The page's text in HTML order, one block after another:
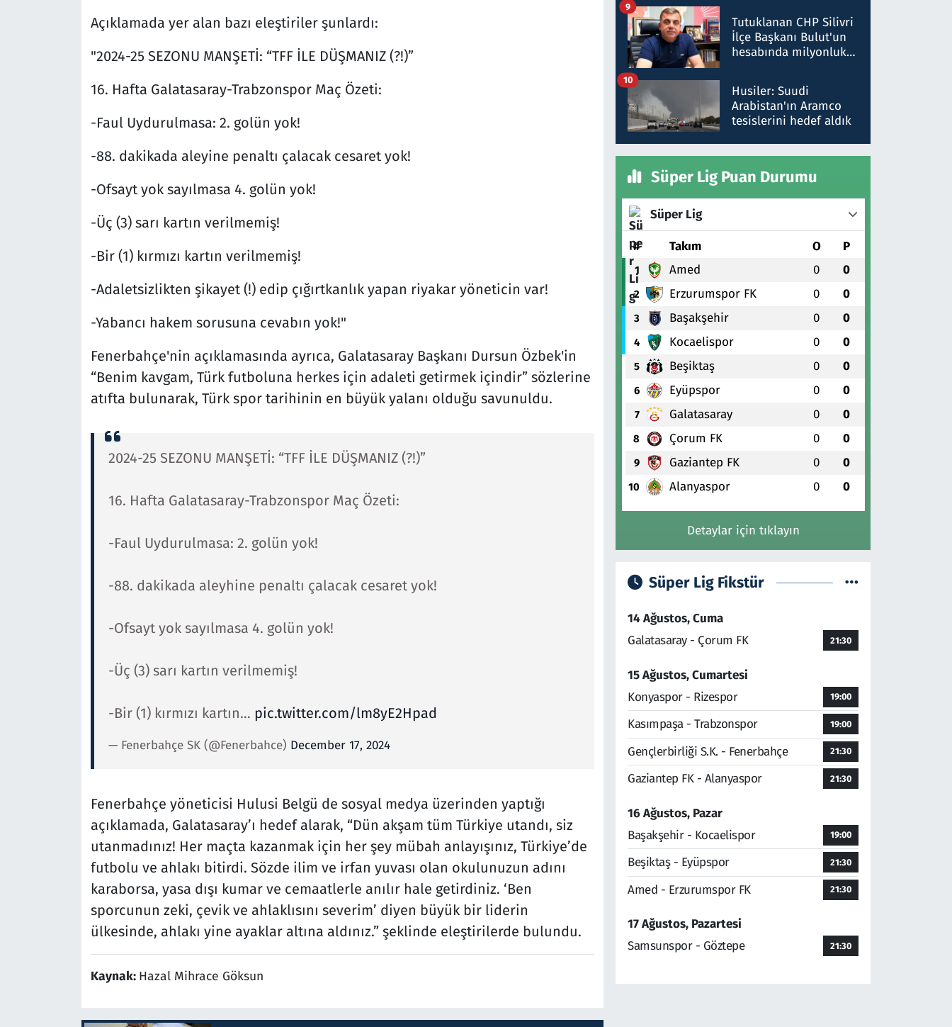
Açıklamada yer alan bazı eleştiriler şunlardı:
"2024-25 SEZONU MANŞETİ: “TFF İLE DÜŞMANIZ (?!)”
16. Hafta Galatasaray-Trabzonspor Maç Özeti:
-Faul Uydurulmasa: 2. golün yok!
-88. dakikada aleyine penaltı çalacak cesaret yok!
-Ofsayt yok sayılmasa 4. golün yok!
-Üç (3) sarı kartın verilmemiş!
-Bir (1) kırmızı kartın verilmemiş!
-Adaletsizlikten şikayet (!) edip çığırtkanlık yapan riyakar yöneticin var!
-Yabancı hakem sorusuna cevabın yok!"
Fenerbahçe'nin açıklamasında ayrıca, Galatasaray Başkanı Dursun Özbek'in
“Benim kavgam, Türk futboluna herkes için adaleti getirmek içindir” sözlerine
atıfta bulunarak, Türk spor tarihinin en büyük yalanı olduğu savunuldu.
2024-25 SEZONU MANŞETİ: “TFF İLE DÜŞMANIZ (?!)”
16. Hafta Galatasaray-Trabzonspor Maç Özeti:
-Faul Uydurulmasa: 2. golün yok!
-88. dakikada aleyhine penaltı çalacak cesaret yok!
-Ofsayt yok sayılmasa 4. golün yok!
-Üç (3) sarı kartın verilmemiş!
-Bir (1) kırmızı kartın… pic.twitter.com/lm8yE2Hpad
— Fenerbahçe SK (@Fenerbahce) December 17, 2024
Fenerbahçe yöneticisi Hulusi Belgü de sosyal medya üzerinden yaptığı
açıklamada, Galatasaray’ı hedef alarak, “Dün akşam tüm Türkiye utandı, siz
utanmadınız! Her maçta kazanmak için her şey mübah anlayışınız, Türkiye’de
futbolu ve ahlakı bitirdi. Sözde ilim ve irfan yuvası olan okulunuzun adını
karaborsa, yasa dışı kumar ve cemaatlerle anılır hale getirdiniz. ‘Ben
sporcunun zeki, çevik ve ahlaklısını severim’ diyen büyük bir liderin
ülkesinde, ahlakı yine ayaklar altına aldınız.” şeklinde eleştirilerde bulundu.
Kaynak: Hazal Mihrace Göksun
düşürüldüğü" iddiasını
yalanladı
Tutuklanan CHP Silivri
İlçe Başkanı Bulut'un
hesabında milyonluk
talimat verdi, ben
gönderdim
9
Husiler: Suudi
Arabistan'ın Aramco
tesislerini hedef aldık
10
Süper Lig Puan Durumu
Süper Lig
# Takım O P
1 Amed 0 0
2 Erzurumspor FK 0 0
3 Başakşehir 0 0
4 Kocaelispor 0 0
5 Beşiktaş 0 0
6 Eyüpspor 0 0
7 Galatasaray 0 0
8 Çorum FK 0 0
9 Gaziantep FK 0 0
10 Alanyaspor 0 0
Detaylar için tıklayın
Süper Lig Fikstür
14 Ağustos, Cuma
Galatasaray - Çorum FK
21:30
15 Ağustos, Cumartesi
Konyaspor - Rizespor
19:00
Kasımpaşa - Trabzonspor 19:00
Gençlerbirliği S.K. - Fenerbahçe 21:30
Gaziantep FK - Alanyaspor 21:30
16 Ağustos, Pazar
Başakşehir - Kocaelispor
19:00
Beşiktaş - Eyüpspor 21:30
Amed - Erzurumspor FK 21:30
17 Ağustos, Pazartesi
Samsunspor - Göztepe
21:30